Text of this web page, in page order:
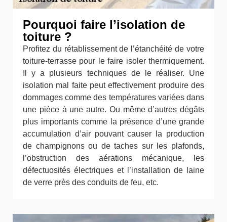
Pourquoi faire l’isolation de
toiture ?
Profitez du rétablissement de l’étanchéité de votre
toiture-terrasse pour le faire isoler thermiquement.
Il y a plusieurs techniques de le réaliser. Une
isolation mal faite peut effectivement produire des
dommages comme des températures variées dans
une pièce à une autre. Ou même d’autres dégâts
plus importants comme la présence d’une grande
accumulation d’air pouvant causer la production
de champignons ou de taches sur les plafonds,
l’obstruction des aérations mécanique, les
défectuosités électriques et l’installation de laine
de verre près des conduits de feu, etc.